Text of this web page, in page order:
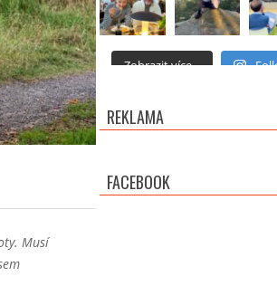
Musí
Zobrazit více...
REKLAMA
FACEBOOK